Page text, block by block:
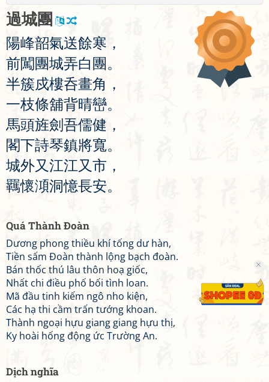
過城團
陽峰韶氣送餘寒 ，
前闖 團城弄白 團。
半簇戍樓呑畫角 ，
一枝條舖背晴巒。
馬頭旌劍吾儒健 ，
閣下詩琴鎮將寬。
城外又江江又市 ，
羈懷澒洞憶長安。
Quá Thành Đoàn
Dương phong thiều khí tống dư hàn,
Tiền sấm Đoàn thành lộng bạch đoàn.
Bán thốc thú lâu thôn hoạ giốc,
Nhất chi điều phố bối tình loan.
Mã đầu tinh kiếm ngô nho kiện,
Các hạ thi cầm trấn tướng khoan.
Thành ngoại hựu giang giang hựu thị,
Ky hoài hống động ức Trường An.
Dịch nghĩa